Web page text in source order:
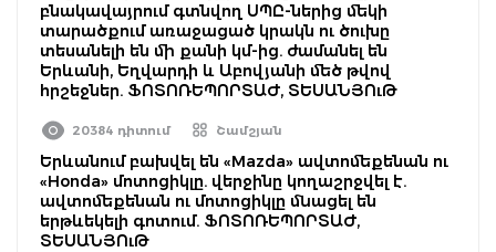
բնակավայրում գտնվող ՍՊԸ-ներից մեկի
տարածքում առաջացած կրակն ու ծուխը
տեսանելի են մի քանի կմ-ից. ժամանել են
Երևանի, Եղվարդի և Աբովյանի մեծ թվով
հրշեջներ. ՖՈՏՈՌԵՊՈՐՏԱԺ, ՏԵՍԱՆՅՈւԹ
20384 դիտում Շամշյան
Երևանում բախվել են «Mazda» ավտոմեքենան ու
«Honda» մոտոցիկլը. վերջինը կողաշրջվել է.
ավտոմեքենան ու մոտոցիկլը մնացել են
երթևեկելի գոտում. ՖՈՏՈՌԵՊՈՐՏԱԺ,
ՏԵՍԱՆՅՈւԹ